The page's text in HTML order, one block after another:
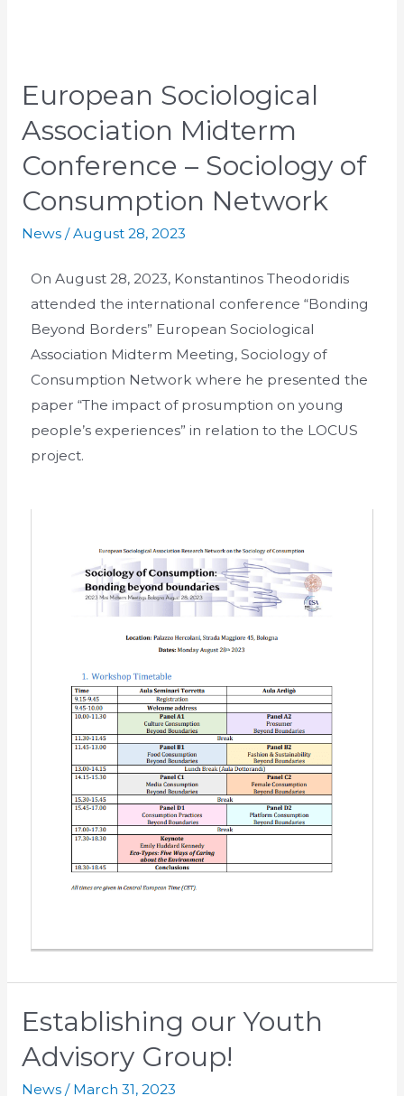
European Sociological
Association Midterm
Conference – Sociology of
Consumption Network
News/August 28, 2023
On August 28, 2023, Konstantinos Theodoridis
attended the international conference “Bonding
Beyond Borders” European Sociological
Association Midterm Meeting, Sociology of
Consumption Network where he presented the
paper “The impact of prosumption on young
people’s experiences” in relation to the LOCUS
project.
Establishing our Youth
Advisory Group!
News/ March 31, 2023